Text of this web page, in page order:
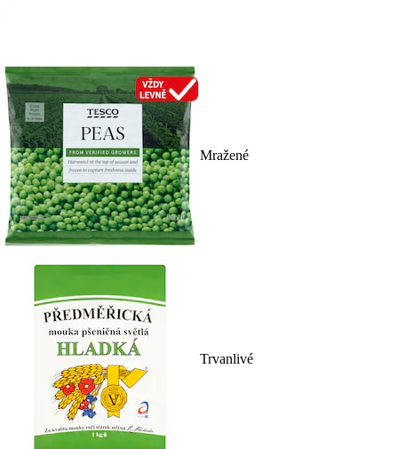
Mražené
Trvanlivé